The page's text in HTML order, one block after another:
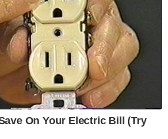
On Your Electric Bill (Try